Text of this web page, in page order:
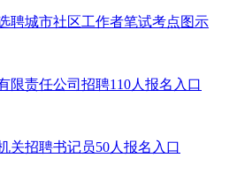
聘城市社区工作者笔试考点图示
限责任公司招聘110人报名入口
关招聘书记员50人报名入口